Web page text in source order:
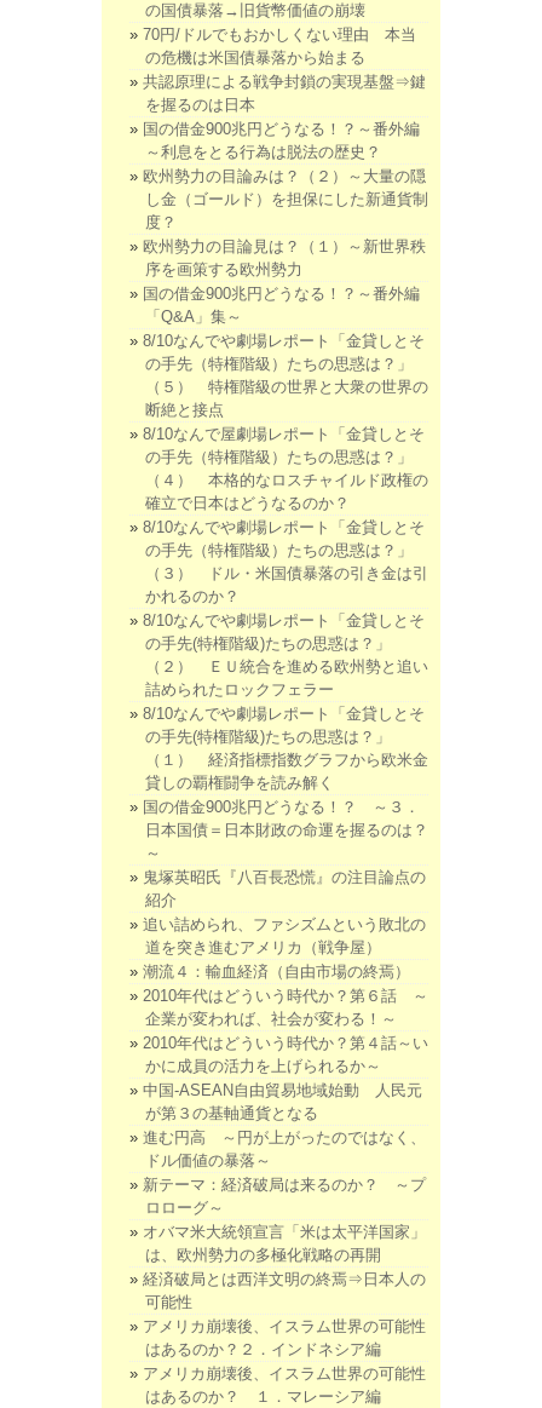
の国債暴落→旧貨幣価値の崩壊
70円/ドルでもおかしくない理由 本当
の危機は米国債暴落から始まる
共認原理による戦争封鎖の実現基盤⇒鍵
を握るのは日本
国の借金900兆円どうなる！？～番外編
～利息をとる行為は脱法の歴史？
欧州勢力の目論みは？（２）～大量の隠
し金（ゴールド）を担保にした新通貨制
度？
欧州勢力の目論見は？（１）～新世界秩
序を画策する欧州勢力
国の借金900兆円どうなる！？～番外編
「Q&A」集～
8/10なんでや劇場レポート「金貸しとそ
の手先（特権階級）たちの思惑は？」
（５） 特権階級の世界と大衆の世界の
断絶と接点
8/10なんで屋劇場レポート「金貸しとそ
の手先（特権階級）たちの思惑は？」
（４） 本格的なロスチャイルド政権の
確立で日本はどうなるのか？
8/10なんでや劇場レポート「金貸しとそ
の手先（特権階級）たちの思惑は？」
（３） ドル・米国債暴落の引き金は引
かれるのか？
8/10なんでや劇場レポート「金貸しとそ
の手先(特権階級)たちの思惑は？」
（２） ＥＵ統合を進める欧州勢と追い
詰められたロックフェラー
8/10なんでや劇場レポート「金貸しとそ
の手先(特権階級)たちの思惑は？」
（１） 経済指標指数グラフから欧米金
貸しの覇権闘争を読み解く
国の借金900兆円どうなる！？ ～３．
日本国債＝日本財政の命運を握るのは？
～
鬼塚英昭氏『八百長恐慌』の注目論点の
紹介
追い詰められ、ファシズムという敗北の
道を突き進むアメリカ（戦争屋）
潮流４：輸血経済（自由市場の終焉）
2010年代はどういう時代か？第６話 ～
企業が変われば、社会が変わる！～
2010年代はどういう時代か？第４話～い
かに成員の活力を上げられるか～
中国-ASEAN自由貿易地域始動 人民元
が第３の基軸通貨となる
進む円高 ～円が上がったのではなく、
ドル価値の暴落～
新テーマ：経済破局は来るのか？ ～プ
ロローグ～
オバマ米大統領宣言「米は太平洋国家」
は、欧州勢力の多極化戦略の再開
経済破局とは西洋文明の終焉⇒日本人の
可能性
アメリカ崩壊後、イスラム世界の可能性
はあるのか？２．インドネシア編
アメリカ崩壊後、イスラム世界の可能性
はあるのか？ １．マレーシア編